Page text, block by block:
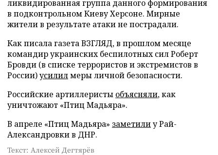
ликвидированная группа данного формирования
в подконтрольном Киеву Херсоне. Мирные
жители в результате атаки не пострадали.
Как писала газета ВЗГЛЯД, в прошлом месяце
командир украинских беспилотных сил Роберт
Бровди (в списке террористов и экстремистов в
России)усилилмеры личной безопасности.
Российские артиллеристы объясняли, как
уничтожают «Птиц Мадьяра».
В апреле «Птиц Мадьяра» заметилиу Рай-
Александровки в ДНР.
Текст: Алексей Дегтярёв